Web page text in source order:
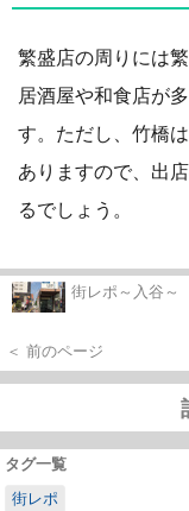
繁盛店の周りには
居酒屋や和食店が
す。ただし、竹橋
ありますので、出
るでしょう。
街レポ～入谷～
＜ 前のページ
タグ一覧
街レポ